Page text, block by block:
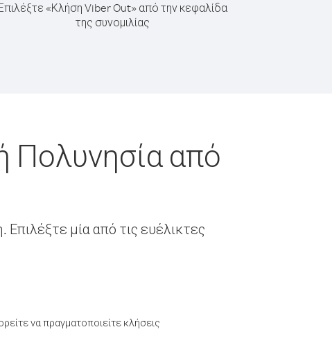
«Κλήση Viber Out» από την κεφαλίδα
της συνομιλίας
Πολυνησία από
μία από τις ευέλικτες
να πραγματοποιείτε κλήσεις